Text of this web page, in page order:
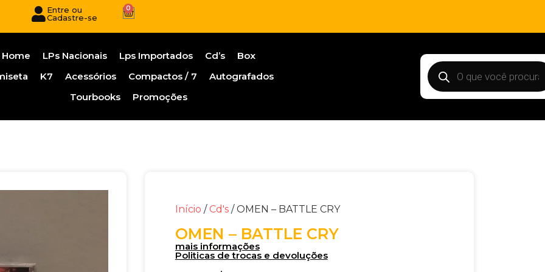
Entre ou
Cadastre-se
0
Home LPs Nacionais Lps Importados Cd’s
Box
K7 Acessórios Compactos / 7
Autografados
Tourbooks
Promoções
Início / Cd's/ OMEN – BATTLE CRY
OMEN – BATTLE CRY
mais informações
Politicas de trocas e devoluções